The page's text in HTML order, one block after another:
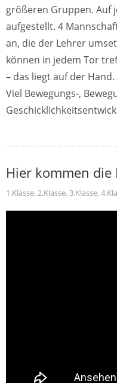
größeren Gruppen. Auf
aufgestellt. 4
an, die der Lehrer
können in jedem Tor
– das liegt auf der
Viel Bewegungs-,
Hier kommen die
1.Klasse, 2.Klasse, 3.Klasse,